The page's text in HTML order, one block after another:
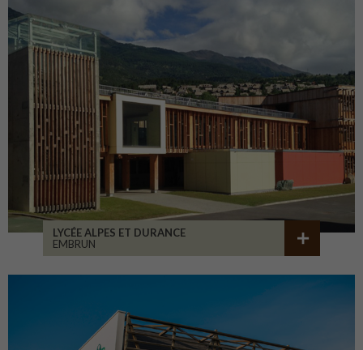
LYCÉE ALPES ET DURANCE
EMBRUN